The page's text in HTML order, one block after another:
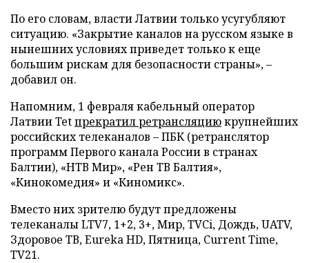
По его словам, власти Латвии только усугубляют
ситуацию. «Закрытие каналов на русском языке в
нынешних условиях приведет только к еще
большим рискам для безопасности страны», –
добавил он.
Напомним, 1 февраля кабельный оператор
Латвии Tetпрекратил ретрансляциюкрупнейших
российских телеканалов – ПБК (ретранслятор
программ Первого канала России в странах
Балтии), «НТВ Мир», «Рен ТВ Балтия»,
«Кинокомедия» и «Киномикс».
Вместо них зрителю будут предложены
телеканалы LTV7, 1+2, 3+, Мир, TVCi, Дождь, UATV,
Здоровое ТВ, Eureka HD, Пятница, Current Time,
TV21.